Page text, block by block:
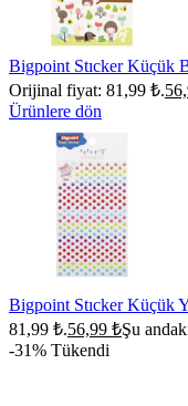
Bigpoint Stıcker Küçük
Orijinal fiyat: 81,99 ₺.
Ürünlere dön
Bigpoint Stıcker Küçük
81,99 ₺.56,99 ₺Şu
-31% Tükendi